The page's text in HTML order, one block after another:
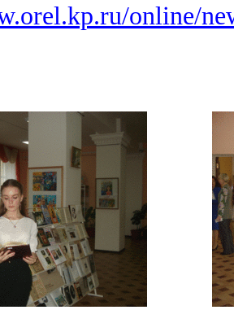
online/